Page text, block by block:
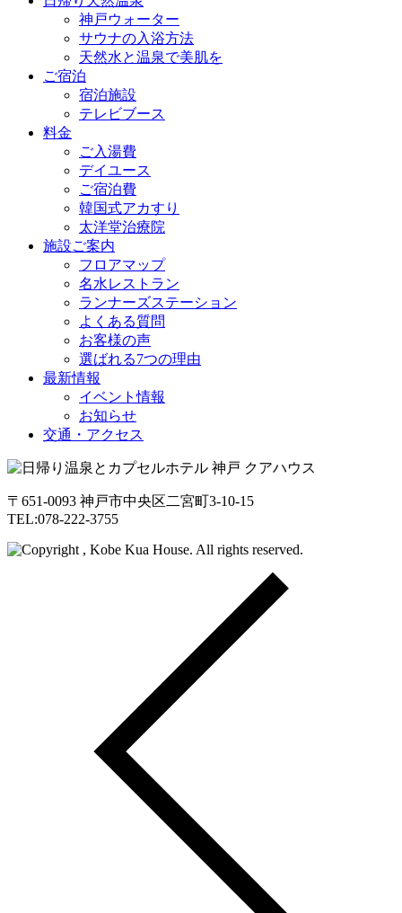
神戸ウォーター
サウナの入浴方法
天然水と温泉で美肌を
ご宿泊
宿泊施設
テレビブース
料金
ご入湯費
デイユース
ご宿泊費
韓国式アカすり
太洋堂治療院
施設ご案内
フロアマップ
名水レストラン
ランナーズステーション
よくある質問
お客様の声
選ばれる7つの理由
最新情報
イベント情報
お知らせ
交通・アクセス
〒651-0093 神戸市中央区二宮町3-10-15
TEL:078-222-3755